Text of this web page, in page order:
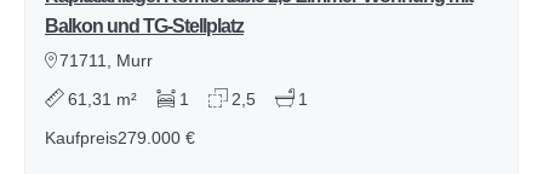
Balkon und TG-Stellplatz
71711, Murr
61,31 m² 1 2,5
1
Kaufpreis279.000 €